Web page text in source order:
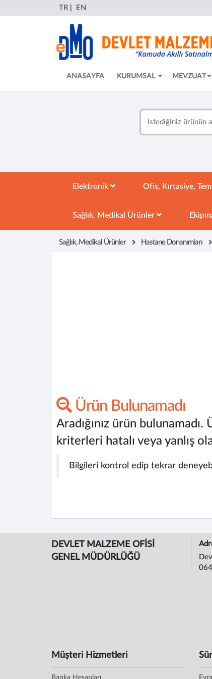
TR EN
ANASAYFA KURUMSAL MEVZUAT
Elektronik Ofis, Kırtasiye,
Sağlık, Medikal Ürünler
Sağlık, Medikal Ürünler Hastane Donanımları
Ürün Bulunamadı
Aradığınız ürün
kriterleri hatalı veya yanlış
Bilgileri kontrol edip tekrar
DEVLET MALZEME OFİSİ
GENEL MÜDÜRLÜĞÜ
Müşteri Hizmetleri
Banka Hesapları